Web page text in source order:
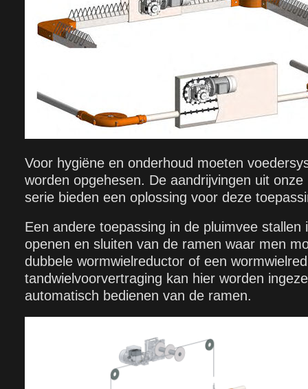
Voor hygiëne en onderhoud moeten
worden opgehesen. De aandrijvingen uit onze
serie bieden een oplossing voor deze
Een andere toepassing in de pluimvee stallen
openen en sluiten van de ramen waar men
dubbele wormwielreductor of een
tandwielvoorvertraging kan hier worden
automatisch bedienen van de ramen.